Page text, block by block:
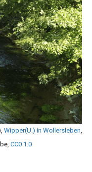
Wipper(U.) in Wollersleben,
CC0 1.0